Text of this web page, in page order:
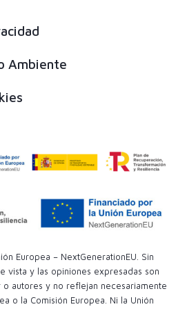
Ambiente
Europea – NextGenerationEU. Sin
vista y las opiniones expresadas son
o autores y no reflejan necesariamente
o la Comisión Europea. Ni la Unión